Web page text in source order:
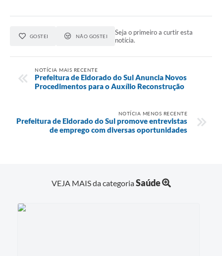
GOSTEI NÃO GOSTEI
Seja o primeiro a curtir esta
notícia.
NOTÍCIA MAIS RECENTE
Prefeitura de Eldorado do Sul Anuncia Novos
Procedimentos para o Auxílio Reconstrução
NOTÍCIA MENOS RECENTE
Prefeitura de Eldorado do Sul promove entrevistas
de emprego com diversas oportunidades
VEJA MAIS da categoriaSaúde